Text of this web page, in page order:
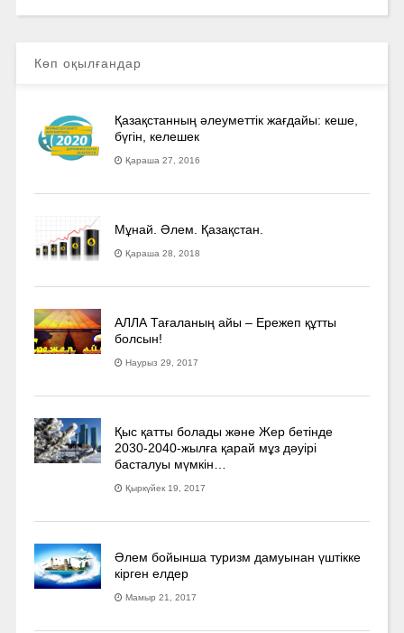
Көп оқылғандар
Қазақстанның әлеуметтік жағдайы: кеше,
бүгін, келешек
Қараша 27, 2016
Мұнай. Әлем. Қазақстан.
Қараша 28, 2018
АЛЛА Тағаланың айы – Ережеп құтты
болсын!
Наурыз 29, 2017
Қыс қатты болады және Жер бетінде
2030-2040­-жылға қарай мұз дәуірі
басталуы мүмкін…
Қыркүйек 19, 2017
Әлем бойынша туризм дамуынан үштікке
кірген елдер
Мамыр 21, 2017